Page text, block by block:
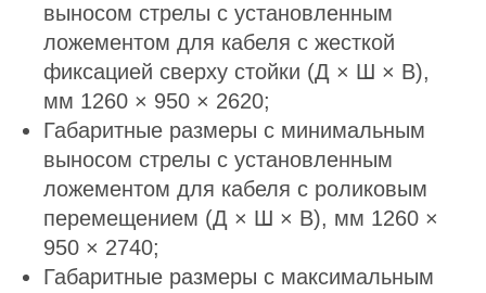
выносом стрелы с установленным
ложементом для кабеля с жесткой
фиксацией сверху стойки (Д × Ш × В),
мм 1260 × 950 × 2620;
Габаритные размеры с минимальным
выносом стрелы с установленным
ложементом для кабеля с роликовым
перемещением (Д × Ш × В), мм 1260 ×
950 × 2740;
Габаритные размеры с максимальным